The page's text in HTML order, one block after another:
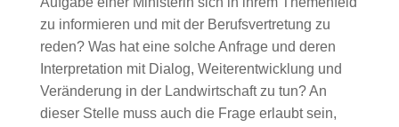
zu informieren und mit der Berufsvertretung zu
reden? Was hat eine solche Anfrage und deren
Interpretation mit Dialog, Weiterentwicklung und
Veränderung in der Landwirtschaft zu tun? An
dieser Stelle muss auch die Frage erlaubt sein,